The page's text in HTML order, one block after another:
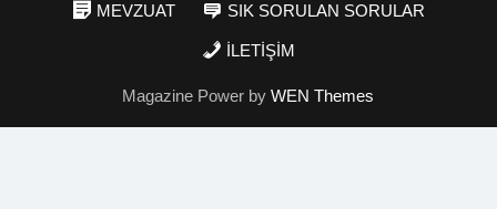
MEVZUAT SIK SORULAN SORULAR
İLETİŞİM
Magazine Power byWEN Themes